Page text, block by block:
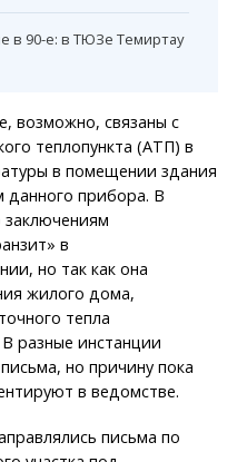
в 90-е: в ТЮЗе Темиртау
возможно, связаны с
теплопункта (АТП) в
в помещении здания
прибора. В
заключениям
в
но так как она
жилого дома,
тепла
разные инстанции
но причину пока
в ведомстве.
письма по